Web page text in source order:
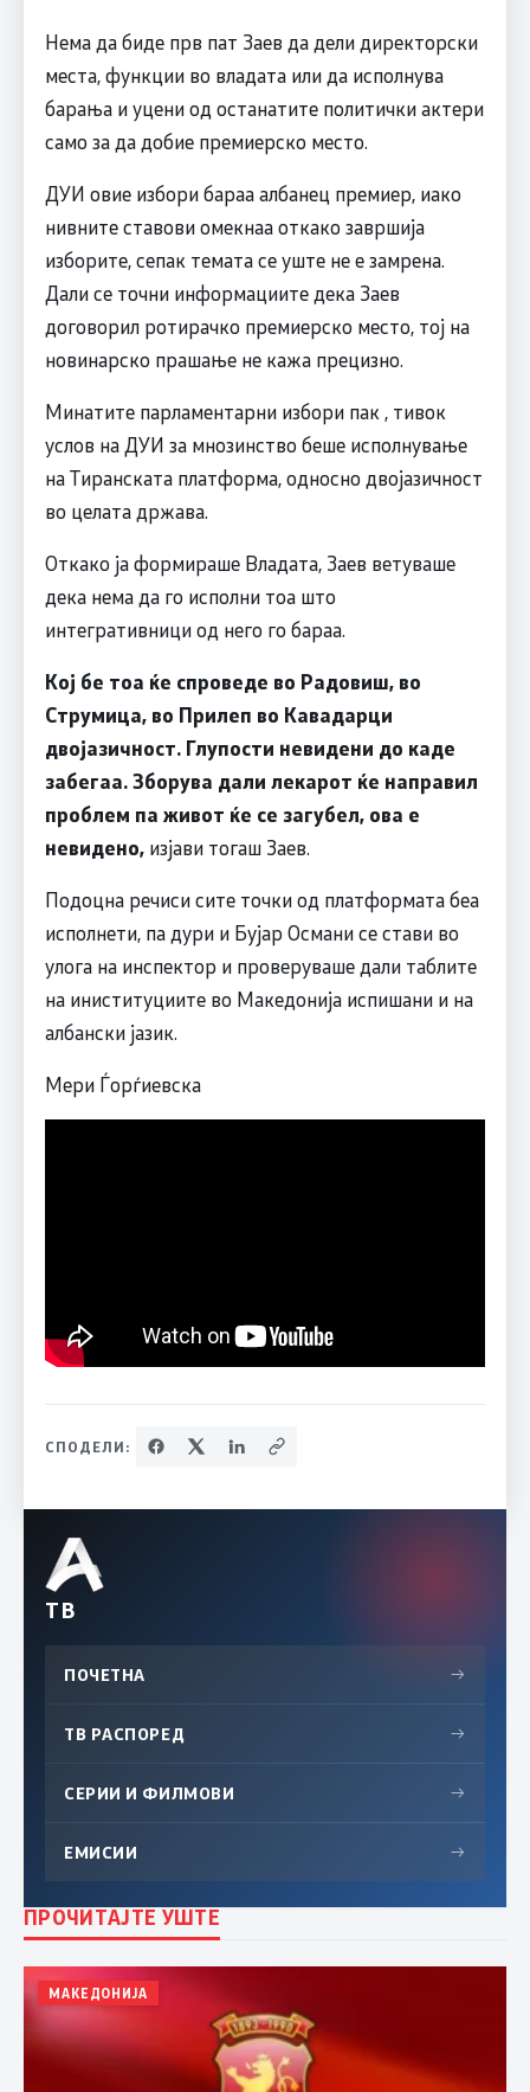
Нема да биде прв пат Заев да дели директорски
места, функции во владата или да исполнува
барања и уцени од останатите политички актери
само за да добие премиерско место.
ДУИ овие избори бараа албанец премиер, иако
нивните ставови омекнаа откако завршија
изборите, сепак темата се уште не е замрена.
Дали се точни информациите дека Заев
договорил ротирачко премиерско место, тој на
новинарско прашање не кажа прецизно.
Минатите парламентарни избори пак , тивок
услов на ДУИ за мнозинство беше исполнување
на Тиранската платформа, односно двојазичност
во целата држава.
Откако ја формираше Владата, Заев ветуваше
дека нема да го исполни тоа што
интегративници од него го бараа.
Кој бе тоа ќе спроведе во Радовиш, во
Струмица, во Прилеп во Кавадарци
двојазичност. Глупости невидени до каде
забегаа. Зборува дали лекарот ќе направил
проблем па живот ќе се загубел, ова е
невидено, изјави тогаш Заев.
Подоцна речиси сите точки од платформата беа
исполнети, па дури и Бујар Османи се стави во
улога на инспектор и проверуваше дали таблите
на иниституциите во Македонија испишани и на
албански јазик.
Mери Ѓорѓиевска
СПОДЕЛИ:
ТВ
ПОЧЕТНА →
ТВ РАСПОРЕД →
СЕРИИ И ФИЛМОВИ →
ЕМИСИИ →
ПРОЧИТАЈТЕ УШТЕ
МАКЕДОНИЈА